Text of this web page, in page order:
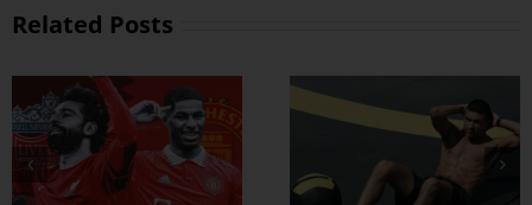
Related Posts
ထိထိရောက်ရောက်
ဗိုက်ခေါက် အဆီ